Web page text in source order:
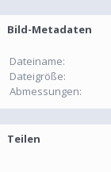
Bild-Metadaten
Dateiname
Dateigröße
Abmessungen
Teilen